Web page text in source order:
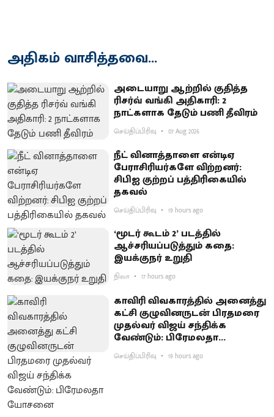
அதிகம் வாசித்தவை...
அடையாறு ஆற்றில் குதித்த
ரிசர்வ் வங்கி அதிகாரி: 2
நாட்களாக தேடும் பணி தீவிரம்
செய்திப்பிரிவு 07 Aug 2026
நீட் வினாத்தாளை என்டிஏ
பேராசிரியர்களே விற்றனர்:
சிபிஐ குற்றப் பத்திரிகையில்
தகவல்
செய்திப்பிரிவு 19 hours ago
‘மூடர் கூடம் 2’ படத்தில்
ஆச்சரியப்படுத்​தும் கதை:
இயக்குநர் உறுதி
நிலா 17 hours ago
காவிரி விவகாரத்தில் அனைத்து
கட்சி குழுவினருடன் பிரதமரை
முதல்வர் விஜய் சந்திக்க
வேண்டும்: பிரேமலதா
யோசனை
செய்திப்பிரிவு 19 hours ago